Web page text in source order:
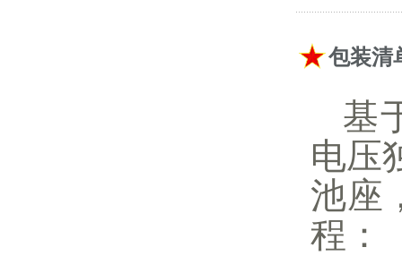
包装清
基
电压
池座
程：